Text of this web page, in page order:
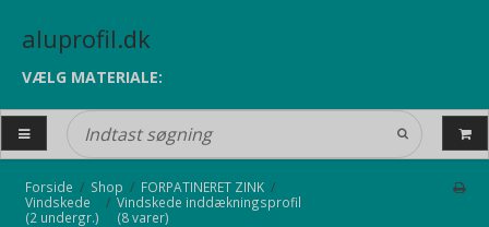
aluprofil.dk
VÆLG MATERIALE:
Forside / Shop / FORPATINERET ZINK /
Vindskede
(2 undergr.)
/ Vindskede inddækningsprofil
(8 varer)